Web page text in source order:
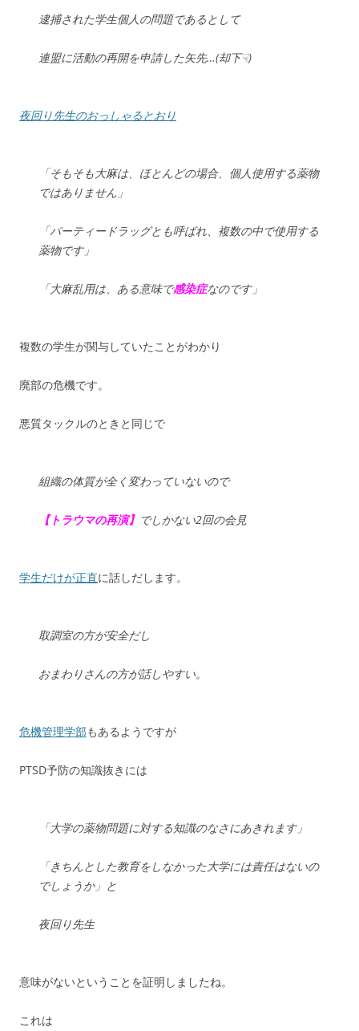
逮捕された学生個人の問題であるとして
連盟に活動の再開を申請した矢先…(却下☟)
夜回り先生のおっしゃるとおり
「そもそも大麻は、ほとんどの場合、個人使用する薬物
ではありません」
「パーティードラッグとも呼ばれ、複数の中で使用する
薬物です」
「大麻乱用は、ある意味で感染症なのです」
複数の学生が関与していたことがわかり
廃部の危機です。
悪質タックルのときと同じで
組織の体質が全く変わっていないので
【トラウマの再演】 でしかない2回の会見
学生だけが正直に話しだします。
取調室の方が安全だし
おまわりさんの方が話しやすい。
危機管理学部もあるようですが
PTSD予防の知識抜きには
「大学の薬物問題に対する知識のなさにあきれます」
「きちんとした教育をしなかった大学には責任はないの
でしょうか」と
夜回り先生
意味がないということを証明しましたね。
これは